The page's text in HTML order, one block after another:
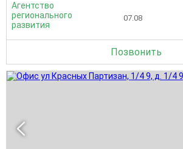
Агентство
регионального
развития
07.08
Позвонить